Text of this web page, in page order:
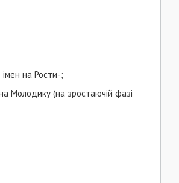
на Рости-;
Молодику (на зростаючій фазі